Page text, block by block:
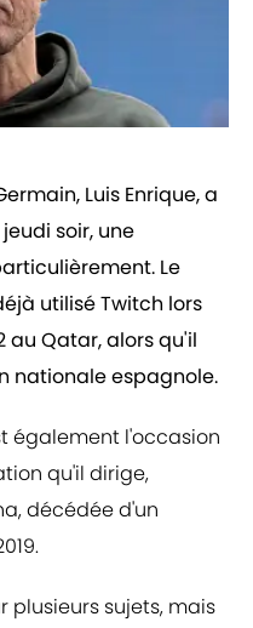
Luis Enrique, a
soir, une
Le
utilisé Twitch lors
au Qatar, alors qu'il
nationale espagnole.
également l'occasion
qu'il dirige,
décédée d'un
plusieurs sujets, mais